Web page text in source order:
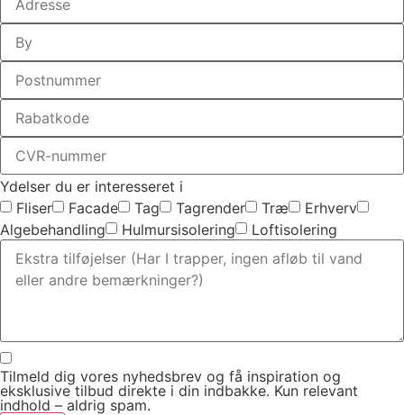
Ydelser du er interesseret i
Fliser
Facade Tag Tagrender Træ
Erhverv
Algebehandling
Hulmursisolering Loftisolering
Tilmeld dig vores nyhedsbrev og få inspiration og
eksklusive tilbud direkte i din indbakke. Kun relevant
indhold – aldrig spam.